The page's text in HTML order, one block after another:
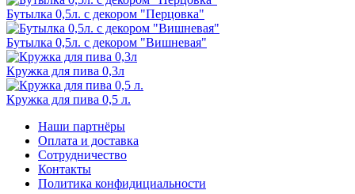
Бутылка 0,5л. с декором "Перцовка"
Бутылка 0,5л. с декором "Вишневая"
Кружка для пива 0,3л
Кружка для пива 0,5 л.
Наши партнёры
Оплата и доставка
Сотрудничество
Контакты
Политика конфидициальности